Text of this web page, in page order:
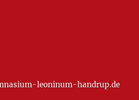
leoninum-handrup.de